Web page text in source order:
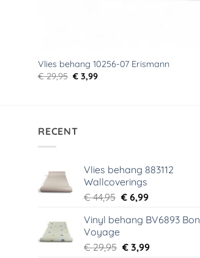
Vlies behang 10256-07 Erismann
€29,95 Oorspronkelijke
€ 3,99Huidige
RECENT
Vlies behang 883112
Wallcoverings
€44,95 Oorspronkelijke
was:
€6,99Huidige
is:
Vinyl behang BV6893 Bon
Voyage
€29,95 Oorspronkelijke
€3,99Huidige